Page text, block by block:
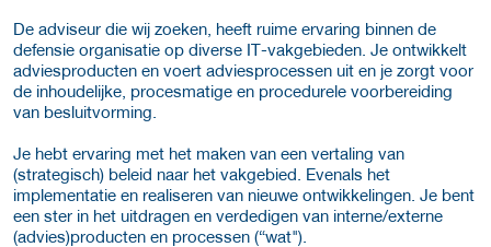
De adviseur die wij zoeken, heeft ruime ervaring binnen de
defensie organisatie op diverse IT-vakgebieden. Je ontwikkelt
adviesproducten en voert adviesprocessen uit en je zorgt voor
de inhoudelijke, procesmatige en procedurele voorbereiding
van besluitvorming.
Je hebt ervaring met het maken van een vertaling van
(strategisch) beleid naar het vakgebied. Evenals het
implementatie en realiseren van nieuwe ontwikkelingen. Je bent
een ster in het uitdragen en verdedigen van interne/externe
(advies)producten en processen (“wat").